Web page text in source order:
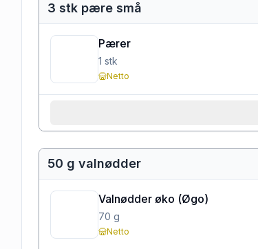
3 stk pære små
Pærer
1 stk
Netto
50 g valnødder
Valnødder øko (Øgo)
70 g
Netto